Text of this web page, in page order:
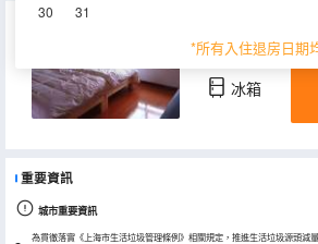
30 31
*所有入住退房日期
160㎡
冰箱
重要資訊
城市重要資訊
為貫徹落實《上海市生活垃圾管理條例》相關規定，推進生活垃圾源頭減